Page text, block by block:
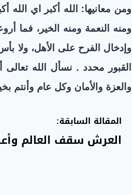
ومن معانيها: الله أكبر اي الله
ومنه النعمة ومنه الخير، فما
وإدخال الفرح على الأهل، ولا
القبور محدد . نسأل الله تعالى
والعزة والأمان وكل عام وأنتم
المقالة السابقة: